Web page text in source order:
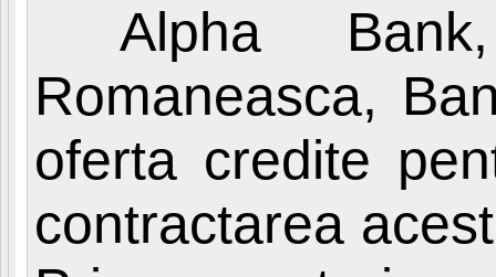
Alpha
Romaneasca,
oferta credite
contractarea